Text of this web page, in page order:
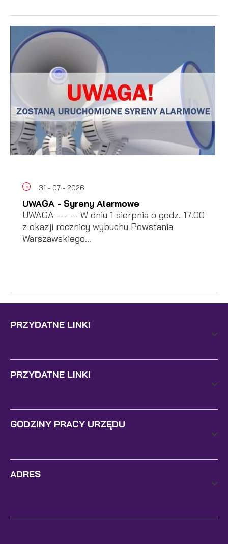
31 - 07 - 2026
UWAGA - Syreny Alarmowe
UWAGA ------ W dniu 1 sierpnia o godz. 17.00
z okazji rocznicy wybuchu Powstania
Warszawskiego...
PRZYDATNE LINKI
PRZYDATNE LINKI
GODZINY PRACY URZĘDU
ADRES